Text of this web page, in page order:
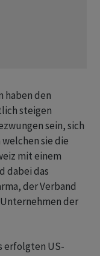
haben den
steigen
sein, sich
sie die
mit einem
dabei das
der Verband
der
erfolgten US-